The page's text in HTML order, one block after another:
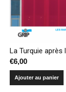
€6,00
Ajouter au panier